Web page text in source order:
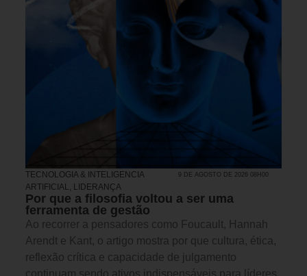
TECNOLOGIA & INTELIGENCIA
ARTIFICIAL
LIDERANÇA
9 DE AGOSTO DE 2026 08H00
Por que a filosofia voltou a ser uma
ferramenta de gestão
Ao recorrer a pensadores como Foucault, Hannah
Arendt e Kant, o artigo mostra por que cultura, ética,
reflexão crítica e capacidade de julgamento
continuam sendo ativos indispensáveis para líderes